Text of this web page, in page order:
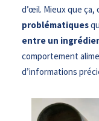
d’œil. Mieux que ça,
problématiques
entre un
comportement
d’informations